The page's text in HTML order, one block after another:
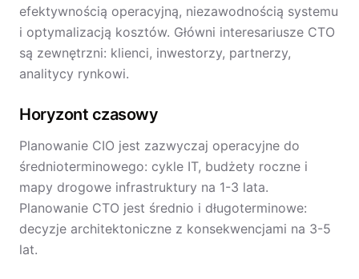
efektywnością operacyjną, niezawodnością systemu
i optymalizacją kosztów. Główni interesariusze CTO
są zewnętrzni: klienci, inwestorzy, partnerzy,
analitycy rynkowi.
Horyzont czasowy
Planowanie CIO jest zazwyczaj operacyjne do
średnioterminowego: cykle IT, budżety roczne i
mapy drogowe infrastruktury na 1-3 lata.
Planowanie CTO jest średnio i długoterminowe:
decyzje architektoniczne z konsekwencjami na 3-5
lat.